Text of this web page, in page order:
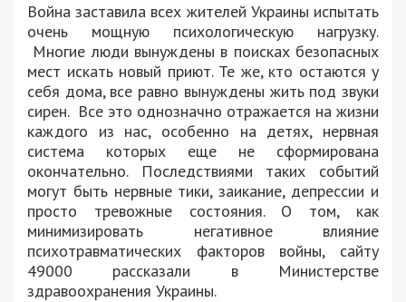
Война заставила всех жителей Украины испытать
очень мощную психологическую нагрузку.
Многие люди вынуждены в поисках безопасных
мест искать новый приют. Те же, кто остаются у
себя дома, все равно вынуждены жить под звуки
сирен. Все это однозначно отражается на жизни
каждого из нас, особенно на детях, нервная
система которых еще не сформирована
окончательно. Последствиями таких событий
могут быть нервные тики, заикание, депрессии и
просто тревожные состояния. О том, как
минимизировать негативное влияние
психотравматических факторов войны, сайту
49000 рассказали в Министерстве
здравоохранения Украины.